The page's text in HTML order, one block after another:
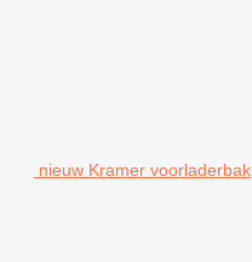
nieuw Kramer voorladerbak